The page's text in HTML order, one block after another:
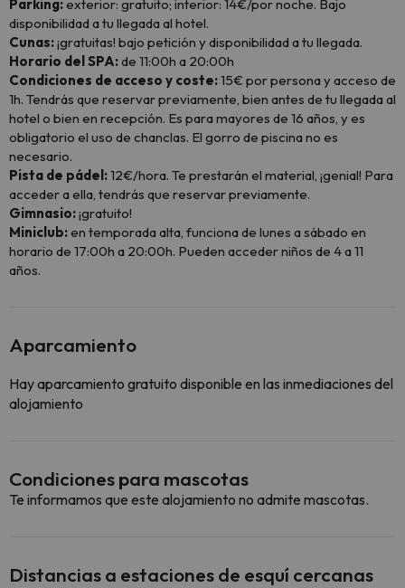
Parking:exterior: gratuito; interior: 14€/por noche. Bajo
disponibilidad a tu llegada al hotel.
Cunas:¡gratuitas! bajo petición y disponibilidad a tu llegada.
Horario del SPA:de 11:00h a 20:00h
Condiciones de acceso y coste:15€ por persona y acceso de
1h. Tendrás que reservar previamente, bien antes de tu llegada al
hotel o bien en recepción. Es para mayores de 16 años, y es
obligatorio el uso de chanclas. El gorro de piscina no es
necesario.
Pista de pádel:12€/hora. Te prestarán el material, ¡genial! Para
acceder a ella, tendrás que reservar previamente.
Gimnasio:¡gratuito!
Miniclub:en temporada alta, funciona de lunes a sábado en
horario de 17:00h a 20:00h. Pueden acceder niños de 4 a 11
años.
Aparcamiento
Hay aparcamiento gratuito disponible en las inmediaciones del
alojamiento
Condiciones para mascotas
Te informamos que este alojamiento no admite mascotas.
Distancias a estaciones de esquí cercanas